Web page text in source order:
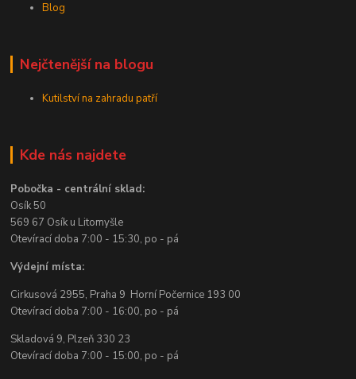
Blog
Nejčtenější na blogu
Kutilství na zahradu patří
Kde nás najdete
Pobočka - centrální sklad:
Osík 50
569 67 Osík u Litomyšle
Otevírací doba 7:00 - 15:30, po - pá
Výdejní místa:
Cirkusová 2955, Praha 9 Horní Počernice 193 00
Otevírací doba 7:00 - 16:00, po - pá
Skladová 9, Plzeň 330 23
Otevírací doba 7:00 - 15:00, po - pá